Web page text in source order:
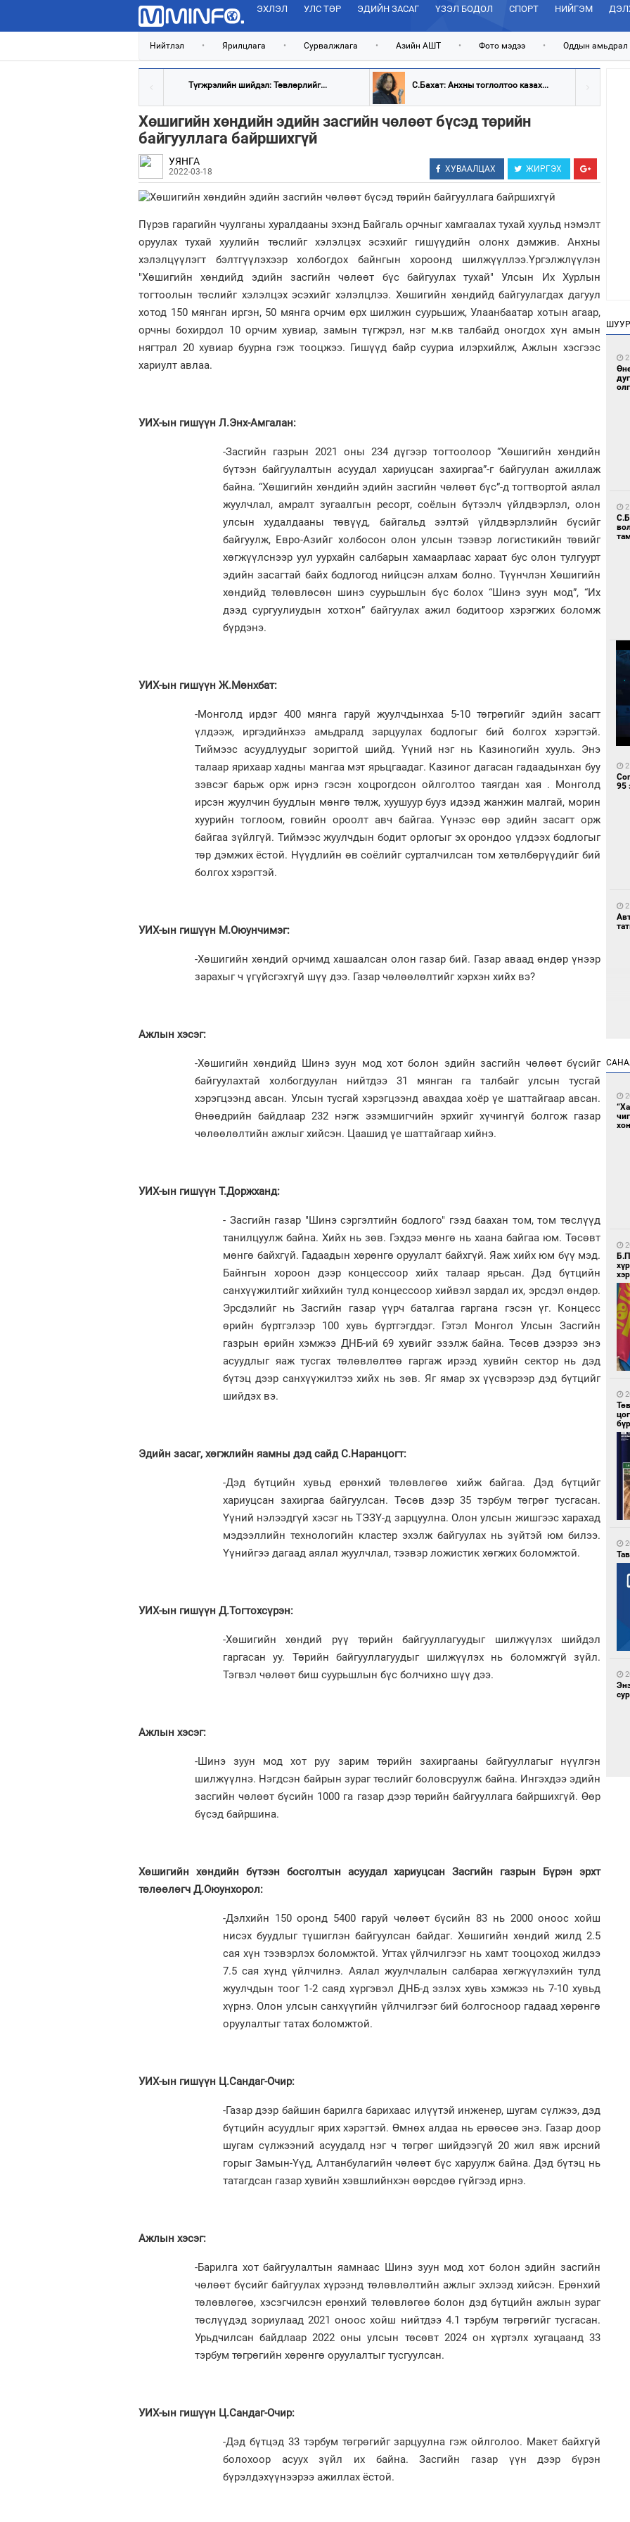
ЭХЛЭЛ УЛС ТӨР ЭДИЙН ЗАСАГ ҮЗЭЛ БОДОЛ СПОРТ НИЙГЭМ
Нийтлэл • Ярилцлага • Сурвалжлага • Азийн АШТ • Фото мэдээ • Оддын амьдрал
Түгжрэлийн шийдэл: Төвлөрлийг... С.Бахат: Анхны тоглолтоо казах...
Хөшигийн хөндийн эдийн засгийн чөлөөт бүсэд төрийн
байгууллага байршихгүй
УЯНГА
2022-03-18 ХУВААЛЦАХ ЖИРГЭХ
Пүрэв гарагийн чуулганы хуралдааны эхэнд Байгаль орчныг хамгаалах тухай хуульд нэмэлт
оруулах тухай хуулийн төслийг хэлэлцэх эсэхийг гишүүдийн олонх дэмжив. Анхны
хэлэлцүүлэгт бэлтгүүлэхээр холбогдох байнгын хороонд шилжүүллээ.Үргэлжлүүлэн
"Хөшигийн хөндийд эдийн засгийн чөлөөт бүс байгуулах тухай" Улсын Их Хурлын
тогтоолын төслийг хэлэлцэх эсэхийг хэлэлцлээ. Хөшигийн хөндийд байгуулагдах дагуул
хотод 150 мянган иргэн, 50 мянга орчим өрх шилжин суурьшиж, Улаанбаатар хотын агаар,
орчны бохирдол 10 орчим хувиар, замын түгжрэл, нэг м.кв талбайд оногдох хүн амын
нягтрал 20 хувиар буурна гэж тооцжээ. Гишүүд байр сууриа илэрхийлж, Ажлын хэсгээс
хариулт авлаа.
УИХ-ын гишүүн Л.Энх-Амгалан:
-Засгийн газрын 2021 оны 234 дүгээр тогтоолоор “Хөшигийн хөндийн
бүтээн байгуулалтын асуудал хариуцсан захиргаа”-г байгуулан ажиллаж
байна. “Хөшигийн хөндийн эдийн засгийн чөлөөт бүс”-д тогтвортой аялал
жуулчлал, амралт зугаалгын ресорт, соёлын бүтээлч үйлдвэрлэл, олон
улсын худалдааны төвүүд, байгальд ээлтэй үйлдвэрлэлийн бүсийг
байгуулж, Евро-Азийг холбосон олон улсын тээвэр логистикийн төвийг
хөгжүүлснээр уул уурхайн салбарын хамаарлаас хараат бус олон тулгуурт
эдийн засагтай байх бодлогод нийцсэн алхам болно. Түүнчлэн Хөшигийн
хөндийд төлөвлөсөн шинэ суурьшлын бүс болох “Шинэ зуун мод”, “Их
дээд сургуулиудын хотхон” байгуулах ажил бодитоор хэрэгжих боломж
бүрдэнэ.
УИХ-ын гишүүн Ж.Мөнхбат:
-Монголд ирдэг 400 мянга гаруй жуулчдынхаа 5-10 төгрөгийг эдийн засагт
үлдээж, иргэдийнхээ амьдралд зарцуулах бодлогыг бий болгох хэрэгтэй.
Тиймээс асуудлуудыг зоригтой шийд. Үүний нэг нь Казиногийн хууль. Энэ
талаар ярихаар хадны мангаа мэт ярьцгаадаг. Казиног дагасан гадаадынхан буу
зэвсэг барьж орж ирнэ гэсэн хоцрогдсон ойлголтоо таягдан хая . Монголд
ирсэн жуулчин буудлын мөнгө төлж, хуушуур бууз идээд жанжин малгай, морин
хуурийн тоглоом, говийн ороолт авч байгаа. Үүнээс өөр эдийн засагт орж
байгаа зүйлгүй. Тиймээс жуулчдын бодит орлогыг эх орондоо үлдээх бодлогыг
төр дэмжих ёстой. Нүүдлийн өв соёлийг сурталчилсан том хөтөлбөрүүдийг бий
болгох хэрэгтэй.
УИХ-ын гишүүн М.Оюунчимэг:
-Хөшигийн хөндий орчимд хашаалсан олон газар бий. Газар аваад өндөр үнээр
зарахыг ч үгүйсгэхгүй шүү дээ. Газар чөлөөлөлтийг хэрхэн хийх вэ?
Ажлын хэсэг:
-Хөшигийн хөндийд Шинэ зуун мод хот болон эдийн засгийн чөлөөт бүсийг
байгуулахтай холбогдуулан нийтдээ 31 мянган га талбайг улсын тусгай
хэрэгцээнд авсан. Улсын тусгай хэрэгцээнд авахдаа хоёр үе шаттайгаар авсан.
Өнөөдрийн байдлаар 232 нэгж эзэмшигчийн эрхийг хүчингүй болгож газар
чөлөөлөлтийн ажлыг хийсэн. Цаашид үе шаттайгаар хийнэ.
УИХ-ын гишүүн Т.Доржханд:
- Засгийн газар "Шинэ сэргэлтийн бодлого" гээд баахан том, том төслүүд
танилцуулж байна. Хийх нь зөв. Гэхдээ мөнгө нь хаана байгаа юм. Төсөвт
мөнгө байхгүй. Гадаадын хөрөнгө оруулалт байхгүй. Яаж хийх юм бүү мэд.
Байнгын хороон дээр концессоор хийх талаар ярьсан. Дэд бүтцийн
санхүүжилтийг хийхийн тулд концессоор хийвэл зардал их, эрсдэл өндөр.
Эрсдэлийг нь Засгийн газар үүрч баталгаа гаргана гэсэн үг. Концесс
өрийн бүртгэлээр 100 хувь бүртгэгддэг. Гэтэл Монгол Улсын Засгийн
газрын өрийн хэмжээ ДНБ-ий 69 хувийг эзэлж байна. Төсөв дээрээ энэ
асуудлыг яаж тусгах төлөвлөлтөө гаргаж ирээд хувийн сектор нь дэд
бүтэц дээр санхүүжилтээ хийх нь зөв. Яг ямар эх үүсвэрээр дэд бүтцийг
шийдэх вэ.
Эдийн засаг, хөгжлийн яамны дэд сайд С.Наранцогт:
-Дэд бүтцийн хувьд ерөнхий төлөвлөгөө хийж байгаа. Дэд бүтцийг
хариуцсан захиргаа байгуулсан. Төсөв дээр 35 тэрбум төгрөг тусгасан.
Үүний нэлээдгүй хэсэг нь ТЭЗҮ-д зарцуулна. Олон улсын жишгээс харахад
мэдээллийн технологийн кластер эхэлж байгуулах нь зүйтэй юм билээ.
Үүнийгээ дагаад аялал жуулчлал, тээвэр ложистик хөгжих боломжтой.
УИХ-ын гишүүн Д.Тогтохсүрэн:
-Хөшигийн хөндий рүү төрийн байгууллагуудыг шилжүүлэх шийдэл
гаргасан уу. Төрийн байгууллагуудыг шилжүүлэх нь боломжгүй зүйл.
Тэгвэл чөлөөт биш суурьшлын бүс болчихно шүү дээ.
Ажлын хэсэг:
-Шинэ зуун мод хот руу зарим төрийн захиргааны байгууллагыг нүүлгэн
шилжүүлнэ. Нэгдсэн байрын зураг төслийг боловсруулж байна. Ингэхдээ эдийн
засгийн чөлөөт бүсийн 1000 га газар дээр төрийн байгууллага байршихгүй. Өөр
бүсэд байршина.
Хөшигийн хөндийн бүтээн босголтын асуудал хариуцсан Засгийн газрын Бүрэн эрхт
төлөөлөгч Д.Оюунхорол:
-Дэлхийн 150 оронд 5400 гаруй чөлөөт бүсийн 83 нь 2000 оноос хойш
нисэх буудлыг түшиглэн байгуулсан байдаг. Хөшигийн хөндий жилд 2.5
сая хүн тээвэрлэх боломжтой. Угтах үйлчилгээг нь хамт тооцоход жилдээ
7.5 сая хүнд үйлчилнэ. Аялал жуулчлалын салбараа хөгжүүлэхийн тулд
жуулчдын тоог 1-2 саяд хүргэвэл ДНБ-д эзлэх хувь хэмжээ нь 7-10 хувьд
хүрнэ. Олон улсын санхүүгийн үйлчилгээг бий болгосноор гадаад хөрөнгө
оруулалтыг татах боломжтой.
УИХ-ын гишүүн Ц.Сандаг-Очир:
-Газар дээр байшин барилга барихаас илүүтэй инженер, шугам сүлжээ, дэд
бүтцийн асуудлыг ярих хэрэгтэй. Өмнөх алдаа нь ерөөсөө энэ. Газар доор
шугам сүлжээний асуудалд нэг ч төгрөг шийдээгүй 20 жил явж ирсний
горыг Замын-Үүд, Алтанбулагийн чөлөөт бүс харуулж байна. Дэд бүтэц нь
татагдсан газар хувийн хэвшлийнхэн өөрсдөө гүйгээд ирнэ.
Ажлын хэсэг:
-Барилга хот байгуулалтын яамнаас Шинэ зуун мод хот болон эдийн засгийн
чөлөөт бүсийг байгуулах хүрээнд төлөвлөлтийн ажлыг эхлээд хийсэн. Ерөнхий
төлөвлөгөө, хэсэгчилсэн ерөнхий төлөвлөгөө болон дэд бүтцийн ажлын зураг
төслүүдэд зориулаад 2021 оноос хойш нийтдээ 4.1 тэрбум төгрөгийг тусгасан.
Урьдчилсан байдлаар 2022 оны улсын төсөвт 2024 он хүртэлх хугацаанд 33
тэрбум төгрөгийн хөрөнгө оруулалтыг тусгуулсан.
УИХ-ын гишүүн Ц.Сандаг-Очир:
-Дэд бүтцэд 33 тэрбум төгрөгийг зарцуулна гэж ойлголоо. Макет байхгүй
болохоор асуух зүйл их байна. Засгийн газар үүн дээр бүрэн
бүрэлдэхүүнээрээ ажиллах ёстой.
95